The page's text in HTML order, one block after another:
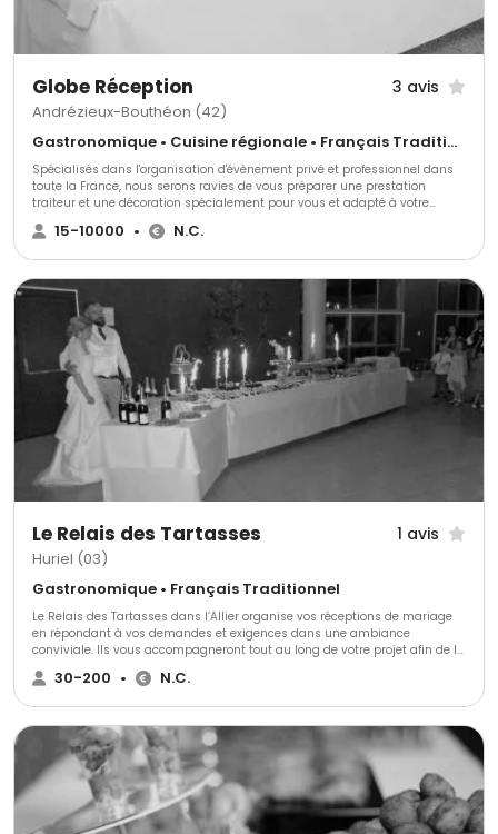
Globe Réception 3 avis
Andrézieux-Bouthéon (42)
Gastronomique • Cuisine régionale • Français Traditionnel
Spécialisés dans l'organisation d'évènement privé et professionnel dans
toute la France, nous serons ravies de vous préparer une prestation
traiteur et une décoration spécialement pour vous et adapté à votre
thème. Nous mettons tout en œuvre pour accorder la décoration à votre
événement et créer une identité inédite.
15-10000 • N.C.
Le Relais des Tartasses 1 avis
Huriel (03)
Gastronomique • Français Traditionnel
Le Relais des Tartasses dans l’Allier organise vos réceptions de mariage
en répondant à vos demandes et exigences dans une ambiance
conviviale. Ils vous accompagneront tout au long de votre projet afin de le
rendre inoubliable et unique. Ils vous proposent également leurs deux
salles (80 pers. Max).
30-200 • N.C.